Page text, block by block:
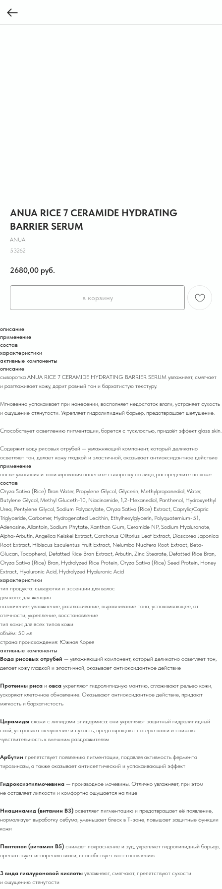
ANUA RICE 7 CERAMIDE HYDRATING
BARRIER SERUM
ANUA
53262
2680,00 руб.
в корзину
описание
применение
состав
характеристики
активные компоненты
описание
сыворотка ANUA RICE 7 CERAMIDE HYDRATING BARRIER SERUM увлажняет, смягчает
и разглаживает кожу, дарит ровный тон и бархатистую текстуру.
Мгновенно успокаивает при нанесении, восполняет недостаток влаги, устраняет сухость
и ощущение стянутости. Укрепляет гидролипидный барьер, предотвращает шелушение.
Способствует осветлению пигментации, борется с тусклостью, придаёт эффект glass skin.
Содержит воду рисовых отрубей — увлажняющий компонент, который деликатно
осветляет тон, делает кожу гладкой и эластичной, оказывает антиоксидантное действие
применение
после умывания и тонизирования нанесите сыворотку на лицо, распределите по коже
состав
Oryza Sativa (Rice) Bran Water, Propylene Glycol, Glycerin, Methylpropanediol, Water,
Butylene Glycol, Methyl Gluceth-10, Niacinamide, 1,2-Hexanediol, Panthenol, Hydroxyethyl
Urea, Pentylene Glycol, Sodium Polyacrylate, Oryza Sativa (Rice) Extract, Caprylic/Capric
Triglyceride, Carbomer, Hydrogenated Lecithin, Ethylhexylglycerin, Polyquaternium-51,
Adenosine, Allantoin, Sodium Phytate, Xanthan Gum, Ceramide NP, Sodium Hyaluronate,
Alpha-Arbutin, Angelica Keiskei Extract, Corchorus Olitorius Leaf Extract, Dioscorea Japonica
Root Extract, Hibiscus Esculentus Fruit Extract, Nelumbo Nucifera Root Extract, Beta-
Glucan, Tocopherol, Defatted Rice Bran Extract, Arbutin, Zinc Stearate, Defatted Rice Bran,
Oryza Sativa (Rice) Bran, Hydrolyzed Rice Protein, Oryza Sativa (Rice) Seed Protein, Honey
Extract, Hyaluronic Acid, Hydrolyzed Hyaluronic Acid
характеристики
тип продукта: сыворотки и эссенции для волос
для кого: для женщин
назначение: увлажнение, разглаживание, выравнивание тона, успокаивающее, от
отечности, укрепление, восстановление
тип кожи: для всех типов кожи
объём: 50 мл
страна происхождения: Южная Корея
активные компоненты
Вода рисовых отрубей — увлажняющий компонент, который деликатно осветляет тон,
делает кожу гладкой и эластичной, оказывает антиоксидантное действие
Протеины риса и овса укрепляют гидролипидную мантию, сглаживают рельеф кожи,
ускоряют клеточное обновление. Оказывают антиоксидантное действие, придают
мягкость и бархатистость
Церамиды схожи с липидами эпидермиса: они укрепляют защитный гидролипидный
слой, устраняют шелушение и сухость, предотвращают потерю влаги и снижают
чувствительность к внешним раздражителям
Арбутин препятствует появлению пигментации, подавляя активность фермента
тирозиназы, а также оказывает антисептический и успокаивающий эффект
Гидроксиэтилмочевина — производное мочевины. Отлично увлажняет, при этом
не оставляет липкости и комфортно ощущается на лице
Ниацинамид (витамин B3) осветляет пигментацию и предотвращает её появление,
нормализует выработку себума, уменьшает блеск в Т-зоне, повышает защитные функции
кожи
Пантенол (витамин B5) снимает покраснение и зуд, укрепляет гидролипидный барьер,
препятствует испарению влаги, способствует восстановлению
3 вида гиалуроновой кислоты увлажняют, смягчают, препятствуют сухости
и ощущению стянутости